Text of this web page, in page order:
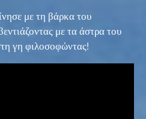
με τη βάρκα του
με τα άστρα του
γη φιλοσοφώντας!